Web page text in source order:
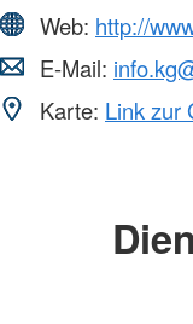
Web: http://
E-Mail:
Karte: Link zur